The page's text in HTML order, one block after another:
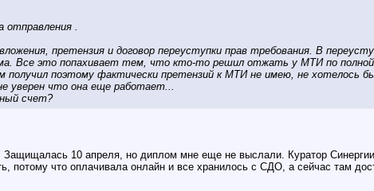
.
претензия и договор переуступки прав требования. В
Все это попахивает тем, что кто-то решил отжать у МТИ по
получил поэтому фактически претензий к МТИ не имею, не хотелось
уверен что она еще работает...
счет?
Защищалась 10 апреля, но диплом мне еще не выслали. Куратор
потому что оплачивала онлайн и все хранилось с СДО, а сейчас там